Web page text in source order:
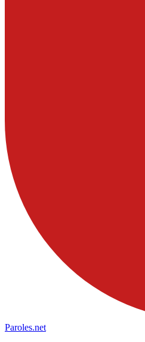
Paroles.net